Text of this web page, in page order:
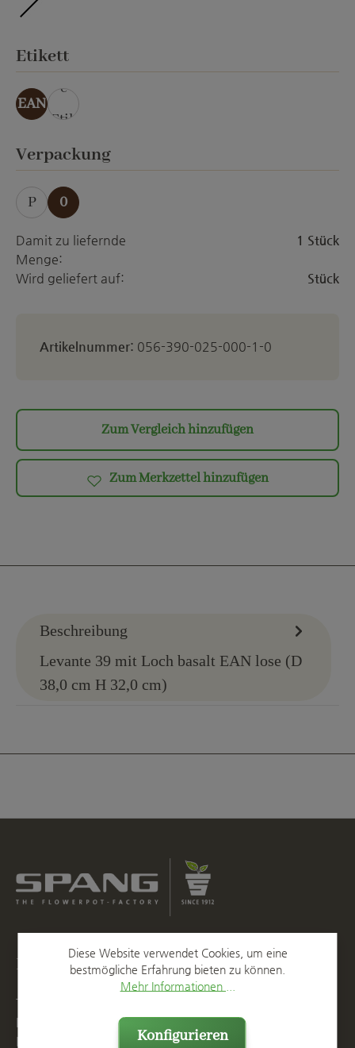
Etikettauswählen
EAN
ohn
e
Etik
ett
Verpackungauswählen
P 0
Damit zu liefernde
Menge:
1 Stück
Wird geliefert auf: Stück
Artikelnummer: 056-390-025-000-1-0
Zum Vergleich hinzufügen
Zum Merkzettel hinzufügen
Beschreibung
Levante 39 mit Loch basalt EAN lose (D
38,0 cm H 32,0 cm)
Kontakt
T
F
+49 2623 887 149
E
Diese Website verwendet Cookies, um eine
bestmögliche Erfahrung bieten zu können.
Mehr Informationen ...
Konfigurieren